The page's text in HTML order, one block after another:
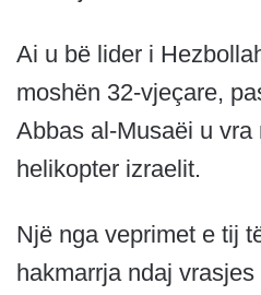
Ai u bë lider i
moshën 32-vjeçare,
Abbas al-Musaëi u vra
helikopter izraelit.
Një nga veprimet e tij
hakmarrja ndaj